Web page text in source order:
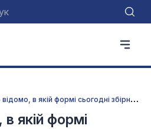
С
тало відомо, в якій формі сьогодні збірна України зіграє з Албанією: приємний сюрприз (фото)
якій формі